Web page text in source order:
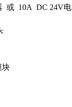
或 10A DC 24V电
块